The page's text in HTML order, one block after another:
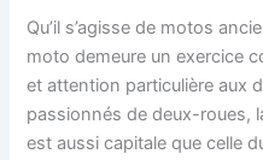
Qu’il s’agisse de motos
moto demeure un exercice
et attention particulière aux
passionnés de deux-roues,
est aussi capitale que celle